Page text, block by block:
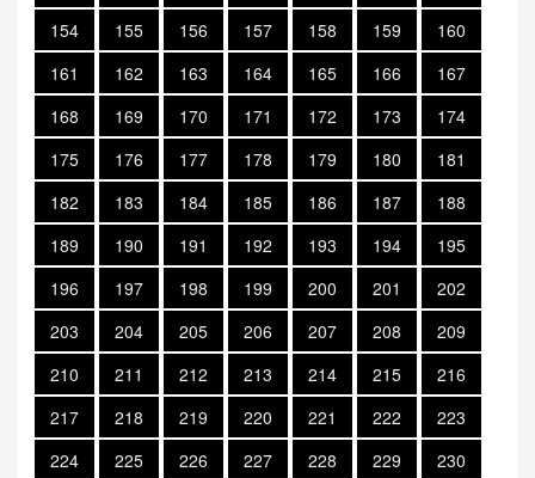
154
155 156 157 158 159
160
161
162 163 164 165 166
167
168
169 170 171 172 173
174
175
176 177 178 179 180
181
182
183 184 185 186 187
188
189
190 191 192 193 194
195
196
197 198 199 200 201
202
203
204 205 206 207 208
209
210
211 212 213 214 215
216
217
218 219 220 221 222
223
224
225 226 227 228 229
230